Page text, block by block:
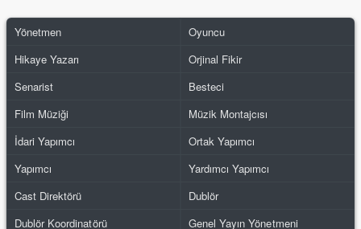
Yönetmen
Oyuncu
Hikaye Yazarı
Orjinal Fikir
Senarist
Besteci
Film Müziği
Müzik Montajcısı
İdari Yapımcı
Ortak Yapımcı
Yapımcı
Yardımcı Yapımcı
Cast Direktörü
Dublör
Dublör Koordinatörü
Genel Yayın Yönetmeni